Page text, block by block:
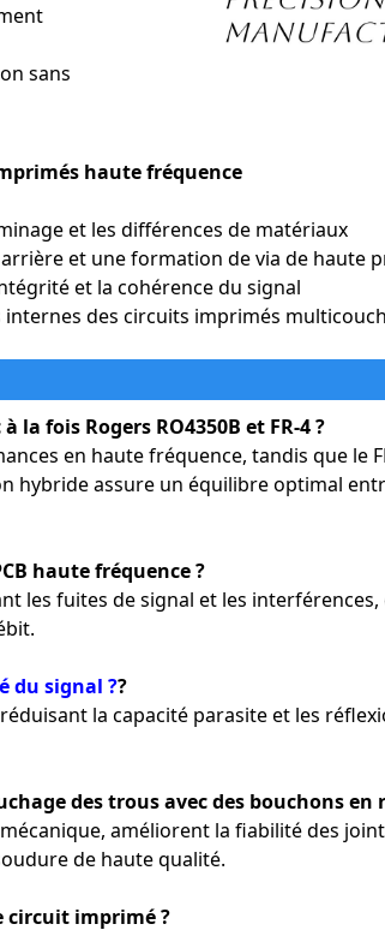
sans
haute fréquence
et les différences de matériaux
et une formation de via de haute
et la cohérence du signal
des circuits imprimés
fois Rogers RO4350B et FR-4 ?
en haute fréquence, tandis que le
hybride assure un équilibre optimal
haute fréquence ?
les fuites de signal et les
du signal ??
la capacité parasite et les
des trous avec des bouchons en
améliorent la fiabilité des
de haute qualité.
circuit imprimé ?